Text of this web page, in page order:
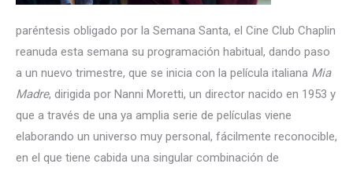
paréntesis obligado por la Semana Santa, el Cine Club Chaplin
reanuda esta semana su programación habitual, dando paso
a un nuevo trimestre, que se inicia con la película italiana Mia
Madre, dirigida por Nanni Moretti, un director nacido en 1953 y
que a través de una ya amplia serie de películas viene
elaborando un universo muy personal, fácilmente reconocible,
en el que tiene cabida una singular combinación de